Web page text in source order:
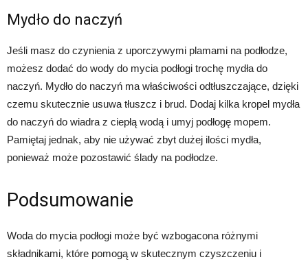
Mydło do naczyń
Jeśli masz do czynienia z uporczywymi plamami na podłodze,
możesz dodać do wody do mycia podłogi trochę mydła do
naczyń. Mydło do naczyń ma właściwości odtłuszczające, dzięki
czemu skutecznie usuwa tłuszcz i brud. Dodaj kilka kropel mydła
do naczyń do wiadra z ciepłą wodą i umyj podłogę mopem.
Pamiętaj jednak, aby nie używać zbyt dużej ilości mydła,
ponieważ może pozostawić ślady na podłodze.
Podsumowanie
Woda do mycia podłogi może być wzbogacona różnymi
składnikami, które pomogą w skutecznym czyszczeniu i